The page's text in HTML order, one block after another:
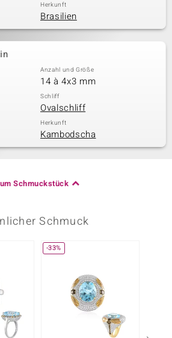
Herkunft
Brasilien
Anzahl und Größe
14 à 4x3 mm
Schliff
Ovalschliff
Herkunft
Kambodscha
Schmuckstück
Schmuck
-33%